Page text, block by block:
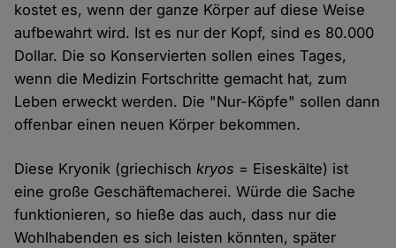
kostet es, wenn der ganze Körper auf diese Weise
aufbewahrt wird. Ist es nur der Kopf, sind es 80.000
Dollar. Die so Konservierten sollen eines Tages,
wenn die Medizin Fortschritte gemacht hat, zum
Leben erweckt werden. Die "Nur-Köpfe" sollen dann
offenbar einen neuen Körper bekommen.
Diese Kryonik (griechischkryos = Eiseskälte) ist
eine große Geschäftemacherei. Würde die Sache
funktionieren, so hieße das auch, dass nur die
Wohlhabenden es sich leisten könnten, später